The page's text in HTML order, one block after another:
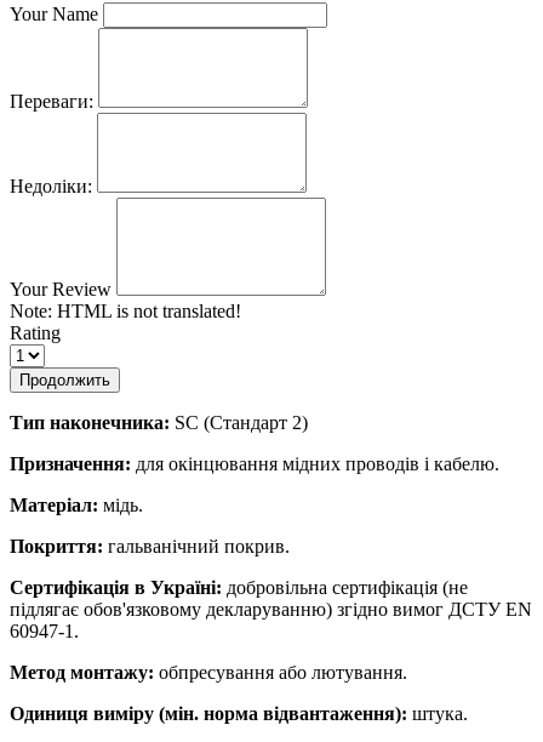
Your Name
Переваги:
Недоліки:
Your Review
Note: HTML is not translated!
Rating
Продолжить
Тип наконечника: SC (Стандарт 2)
Призначення: для окінцювання мідних проводів і кабелю.
Матеріал: мідь.
Покриття: гальванічний покрив.
Сертифікація в Україні: добровільна сертифікація (не
підлягає обов'язковому декларуванню) згідно вимог ДСТУ EN
60947-1.
Метод монтажу: обпресування або лютування.
Одиниця виміру (мін. норма відвантаження): штука.